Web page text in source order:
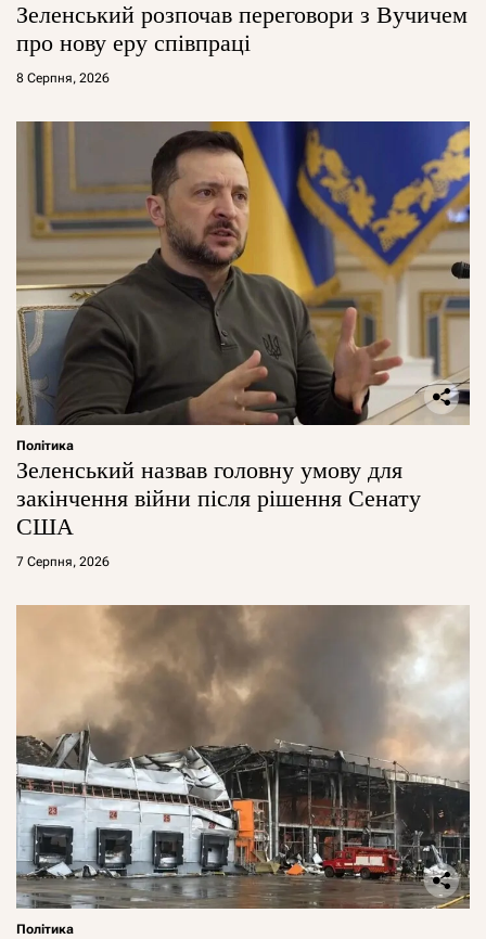
Зеленський розпочав переговори з Вучичем
про нову еру співпраці
8 Серпня, 2026
Політика
Зеленський назвав головну умову для
закінчення війни після рішення Сенату
США
7 Серпня, 2026
Політика